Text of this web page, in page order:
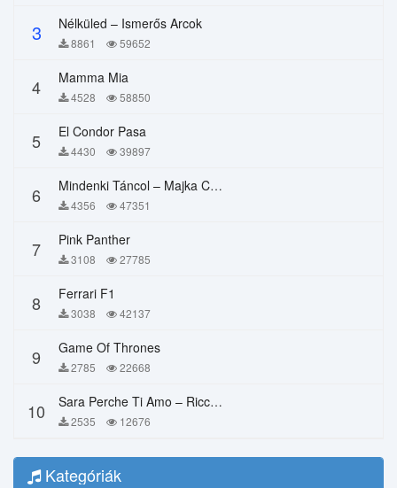
3 Nélküled – Ismerős Arcok
8861 59652
4 Mamma Mia
4528 58850
5 El Condor Pasa
4430 39897
6 Mindenki Táncol – Majka Curtis, Péter Majoros
4356 47351
7 Pink Panther
3108 27785
8 Ferrari F1
3038 42137
9 Game Of Thrones
2785 22668
10 Sara Perche Ti Amo – Ricchi E Poveri
2535 12676
Kategóriák